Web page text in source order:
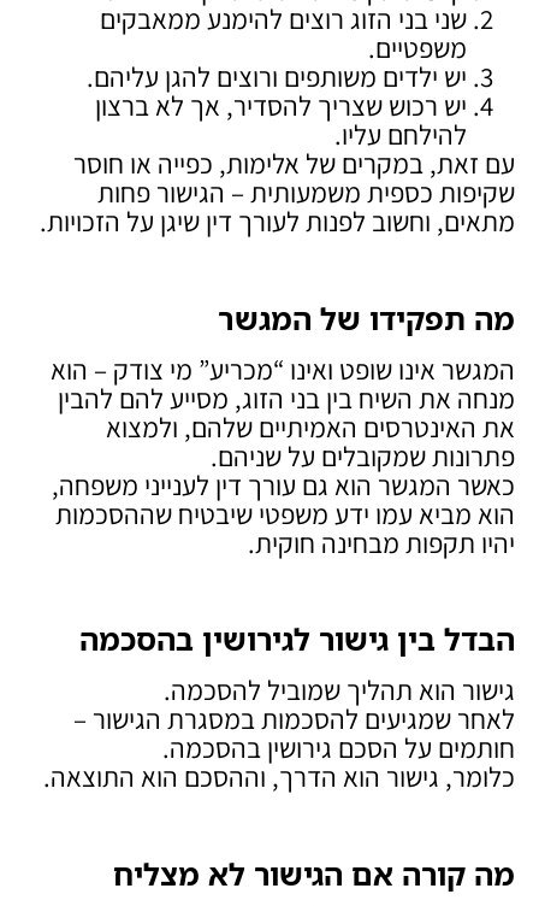
שני בני הזוג רוצים להימנע ממאבקים
משפטיים.
יש ילדים משותפים ורוצים להגן עליהם.
יש רכוש שצריך להסדיר, אך לא ברצון
להילחם עליו.
עם זאת, במקרים של אלימות, כפייה או חוסר
שקיפות כספית משמעותית – הגישור פחות
מתאים, וחשוב לפנות לעורך דין שיגן על הזכויות.
מה תפקידו של המגשר
המגשר אינו שופט ואינו “מכריע” מי צודק – הוא
מנחה את השיח בין בני הזוג, מסייע להם להבין
את האינטרסים האמיתיים שלהם, ולמצוא
פתרונות שמקובלים על שניהם.
כאשר המגשר הוא גם עורך דין לענייני משפחה,
הוא מביא עמו ידע משפטי שיבטיח שההסכמות
יהיו תקפות מבחינה חוקית.
הבדל בין גישור לגירושין בהסכמה
גישור הוא תהליך שמוביל להסכמה.
לאחר שמגיעים להסכמות במסגרת הגישור –
חותמים על הסכם גירושין בהסכמה.
כלומר, גישור הוא הדרך, וההסכם הוא התוצאה.
מה קורה אם הגישור לא מצליח